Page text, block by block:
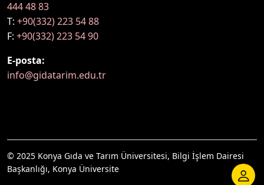
444 48 83
T: +90(332) 223 54 88
F: +90(332) 223 54 90
E-posta:
info@gidatarim.edu.tr
© 2025 Konya Gıda ve Tarım Üniversitesi, Bilgi İşlem Dairesi
Başkanlığı, Konya Üniversite